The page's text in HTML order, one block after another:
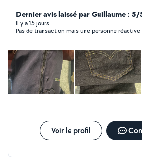
attentionné et disponible. Je parle
Dernier avis laissé par Guillaume : 5/
Il y a 15 jours
Pas de transaction mais une personne réactive
Voir le profil